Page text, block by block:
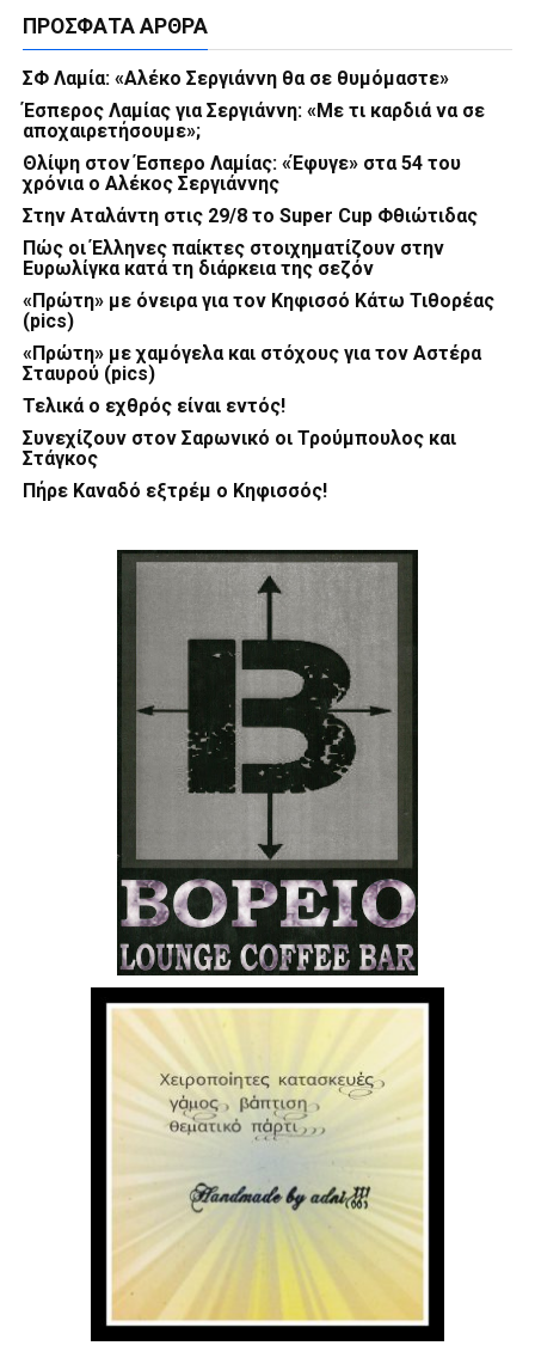
ΠΡΌΣΦΑΤΑ ΆΡΘΡΑ
ΣΦ Λαμία: «Αλέκο Σεργιάννη θα σε θυμόμαστε»
Έσπερος Λαμίας για Σεργιάννη: «Με τι καρδιά να σε
αποχαιρετήσουμε»;
Θλίψη στον Έσπερο Λαμίας: «Έφυγε» στα 54 του
χρόνια ο Αλέκος Σεργιάννης
Στην Αταλάντη στις 29/8 το Super Cup Φθιώτιδας
Πώς οι Έλληνες παίκτες στοιχηματίζουν στην
Ευρωλίγκα κατά τη διάρκεια της σεζόν
«Πρώτη» με όνειρα για τον Κηφισσό Κάτω Τιθορέας
(pics)
«Πρώτη» με χαμόγελα και στόχους για τον Αστέρα
Σταυρού (pics)
Τελικά ο εχθρός είναι εντός!
Συνεχίζουν στον Σαρωνικό οι Τρούμπουλος και
Στάγκος
Πήρε Καναδό εξτρέμ ο Κηφισσός!